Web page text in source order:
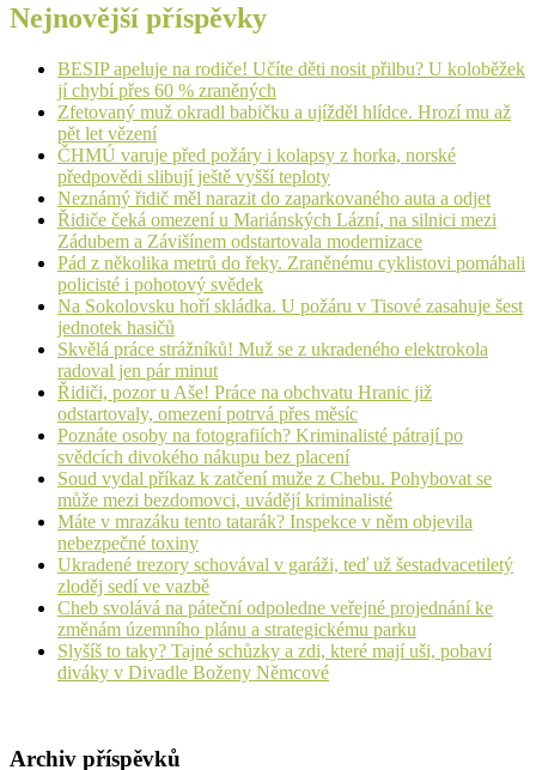
Nejnovější příspěvky
BESIP apeluje na rodiče! Učíte děti nosit přilbu? U koloběžek
jí chybí přes 60 % zraněných
Zfetovaný muž okradl babičku a ujížděl hlídce. Hrozí mu až
pět let vězení
ČHMÚ varuje před požáry i kolapsy z horka, norské
předpovědi slibují ještě vyšší teploty
Neznámý řidič měl narazit do zaparkovaného auta a odjet
Řidiče čeká omezení u Mariánských Lázní, na silnici mezi
Zádubem a Závišínem odstartovala modernizace
Pád z několika metrů do řeky. Zraněnému cyklistovi pomáhali
policisté i pohotový svědek
Na Sokolovsku hoří skládka. U požáru v Tisové zasahuje šest
jednotek hasičů
Skvělá práce strážníků! Muž se z ukradeného elektrokola
radoval jen pár minut
Řidiči, pozor u Aše! Práce na obchvatu Hranic již
odstartovaly, omezení potrvá přes měsíc
Poznáte osoby na fotografiích? Kriminalisté pátrají po
svědcích divokého nákupu bez placení
Soud vydal příkaz k zatčení muže z Chebu. Pohybovat se
může mezi bezdomovci, uvádějí kriminalisté
Máte v mrazáku tento tatarák? Inspekce v něm objevila
nebezpečné toxiny
Ukradené trezory schovával v garáži, teď už šestadvacetiletý
zloděj sedí ve vazbě
Cheb svolává na páteční odpoledne veřejné projednání ke
změnám územního plánu a strategickému parku
Slyšíš to taky? Tajné schůzky a zdi, které mají uši, pobaví
diváky v Divadle Boženy Němcové
Archiv příspěvků